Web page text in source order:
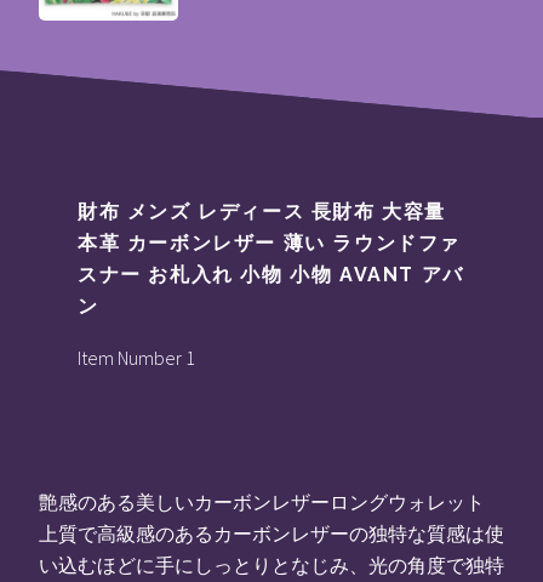
財布 メンズ レディース 長財布 大容量
本革 カーボンレザー 薄い ラウンドファ
スナー お札入れ 小物 小物 AVANT アバ
ン
Item Number 1
艶感のある美しいカーボンレザーロングウォレット
上質で高級感のあるカーボンレザーの独特な質感は使
い込むほどに手にしっとりとなじみ、光の角度で独特